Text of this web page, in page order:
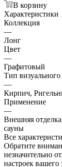
В корзину
Характеристики
Коллекция
—
Лонг
Цвет
—
Графитовый
Тип
—
Кирпич,
Применение
—
Внешняя
сауны
Все
Обратите
незначительно
настроек